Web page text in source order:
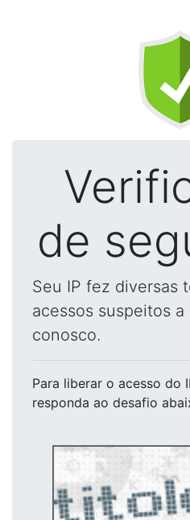
de
Seu IP fez diversas
acessos suspeitos
conosco.
Para liberar o acesso do
responda ao desafio